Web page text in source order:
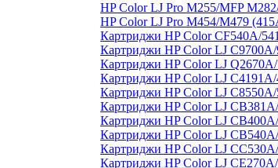
HP Color LJ Pro M255/MFP
HP Color LJ Pro M454/M479
Картриджи HP Color CF540A/
Картриджи HP Color LJ
Картриджи HP Color LJ
Картриджи HP Color LJ
Картриджи HP Color LJ
Картриджи HP Color LJ
Картриджи HP Color LJ
Картриджи HP Color LJ
Картриджи HP Color LJ
Картриджи HP Color LJ